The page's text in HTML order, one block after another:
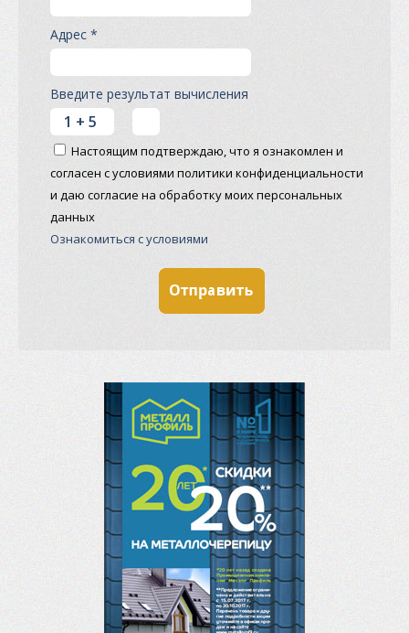
Адрес *
Введите результат вычисления
Настоящим подтверждаю, что я ознакомлен и
согласен с условиями политики конфиденциальности
и даю согласие на обработку моих персональных
данных
Ознакомиться с условиями